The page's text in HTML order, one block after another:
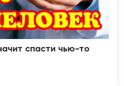
спасти чью-то